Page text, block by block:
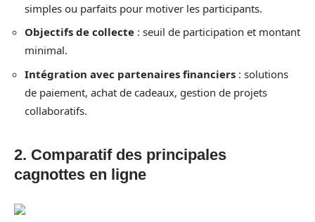
simples ou parfaits pour motiver les participants.
Objectifs de collecte : seuil de participation et montant
minimal.
Intégration avec partenaires financiers : solutions
de paiement, achat de cadeaux, gestion de projets
collaboratifs.
2. Comparatif des principales
cagnottes en ligne